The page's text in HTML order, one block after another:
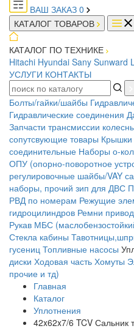
ВАШ ЗАКАЗ 0
КАТАЛОГ ТОВАРОВ
КАТАЛОГ ПО ТЕХНИКЕ
Hitachi Hyundai Sany Sunward
УСЛУГИ КОНТАКТЫ
Болты/гайки/шайбы
Гидравлические соединения
Запчасти трансмиссии
сопутсвующие товары Крышки
соединительные Наборы о-
ОПУ (опорно-поворотное
регулировочные шайбы/VAY
наборы, прочий зип для ДВС
РВД по номерам Режущие
гидроцилиндров Ремни
Рукав МБС
Стекла кабины
гусениц Топливные насосы
диски Ходовая часть Хомуты
прочие и тд)
Главная
Каталог
Уплотнения
42x62x7/6 TCV Сальник